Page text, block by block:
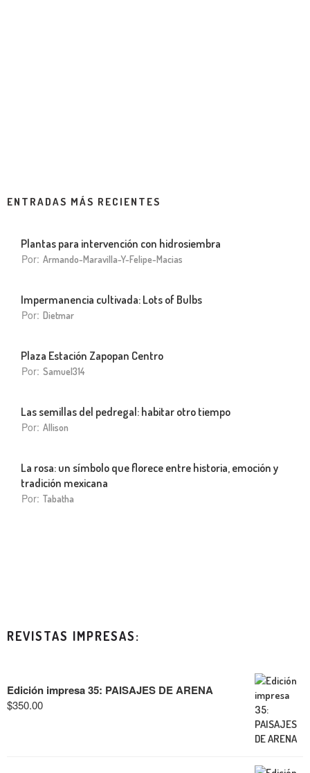
ENTRADAS MÁS RECIENTES
Plantas para intervención con hidrosiembra
Por: Armando-Maravilla-Y-Felipe-Macias
Impermanencia cultivada: Lots of Bulbs
Por: Dietmar
Plaza Estación Zapopan Centro
Por: Samuel314
Las semillas del pedregal: habitar otro tiempo
Por: Allison
La rosa: un símbolo que florece entre historia, emoción y
tradición mexicana
Por: Tabatha
REVISTAS IMPRESAS:
Edición impresa 35: PAISAJES DE ARENA
$350.00